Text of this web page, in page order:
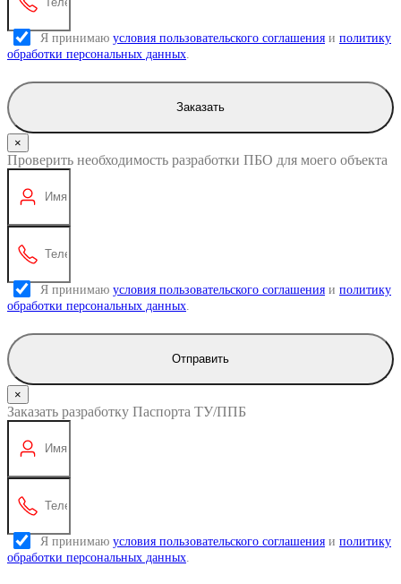
Я принимаю условия пользовательского соглашения и политику
обработки персональных данных
Заказать
×
Проверить необходимость разработки ПБО для моего объекта
Я принимаю условия пользовательского соглашения и политику
обработки персональных данных
Отправить
×
Заказать разработку Паспорта ТУ/ППБ
Я принимаю условия пользовательского соглашения и политику
обработки персональных данных